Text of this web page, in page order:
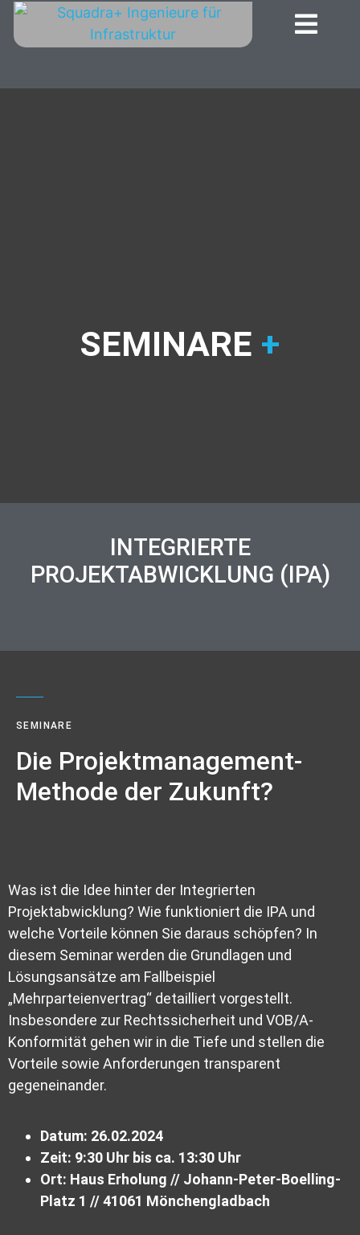
SEMINARE +
INTEGRIERTE
PROJEKTABWICKLUNG (IPA)
SEMINARE
Die Projektmanagement-
Methode der Zukunft?
Was ist die Idee hinter der Integrierten
Projektabwicklung? Wie funktioniert die IPA und
welche Vorteile können Sie daraus schöpfen? In
diesem Seminar werden die Grundlagen und
Lösungsansätze am Fallbeispiel
„Mehrparteienvertrag“ detailliert vorgestellt.
Insbesondere zur Rechtssicherheit und VOB/A-
Konformität gehen wir in die Tiefe und stellen die
Vorteile sowie Anforderungen transparent
gegeneinander.
Datum: 26.02.2024
Zeit: 9:30 Uhr bis ca. 13:30 Uhr
Ort: Haus Erholung // Johann-Peter-Boelling-
Platz 1 //41061 Mönchengladbach